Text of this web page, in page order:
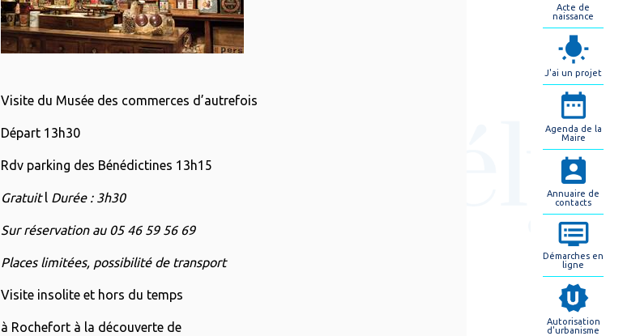
Visite du Musée des commerces d’autrefois
Départ 13h30
Rdv parking des Bénédictines 13h15
Gratuitl Durée : 3h30
Sur réservation au 05 46 59 56 69
Places limitées, possibilité de transport
Visite insolite et hors du temps
à Rochefort à la découverte de
Acte de
naissance
J'ai un projet
Agenda de la
Maire
Annuaire de
contacts
Démarches en
ligne
Autorisation
d'urbanisme